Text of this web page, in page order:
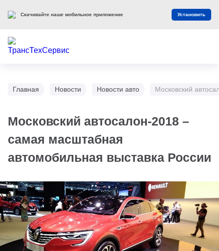
Главная Новости Новости авто Московский
Московский автосалон-2018 –
самая масштабная
автомобильная выставка России
Скачивайте наше мобильное приложение Установить